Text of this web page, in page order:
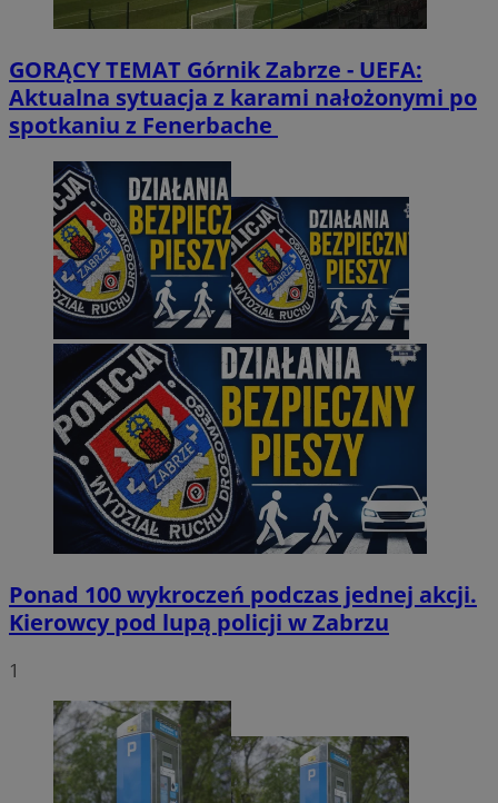
GORĄCY TEMAT Górnik Zabrze - UEFA:
Aktualna sytuacja z karami nałożonymi po
spotkaniu z Fenerbache
Ponad 100 wykroczeń podczas jednej akcji.
Kierowcy pod lupą policji w Zabrzu
1